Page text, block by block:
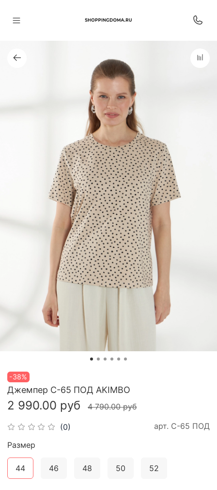
-38%
(0) арт. С-65 ПОД
Джемпер С-65 ПОД AKIMBO
2 990.00 руб 4 790.00 руб
Размер
44 46 48 50 52